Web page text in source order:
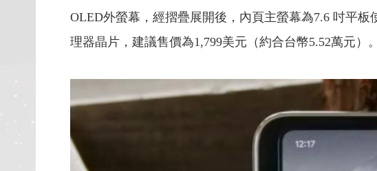
OLED外螢幕，經摺疊展開後，內頁主螢幕為7.6 吋平板
理器晶片，建議售價為1,799美元（約合台幣5.52萬元）。